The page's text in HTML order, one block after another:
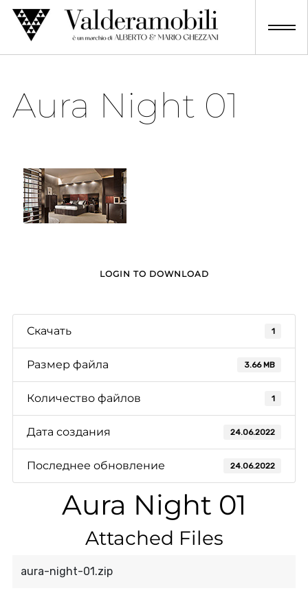
Skip
content
Aura Night 01
LOGIN TO DOWNLOAD
Скачать 1
Размер файла 3.66 MB
Количество файлов 1
Дата создания 24.06.2022
Последнее обновление 24.06.2022
Aura Night 01
Attached Files
aura-night-01.zip